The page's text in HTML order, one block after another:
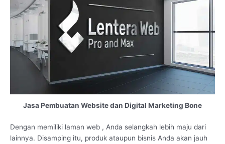
Jasa Pembuatan Website dan Digital Marketing Bone
Dengan memiliki laman web , Anda selangkah lebih maju dari
lainnya. Disamping itu, produk ataupun bisnis Anda akan jauh